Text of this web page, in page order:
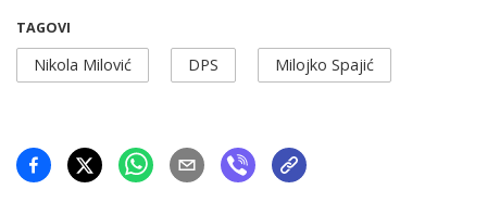
TAGOVI
Nikola Milović DPS Milojko Spajić